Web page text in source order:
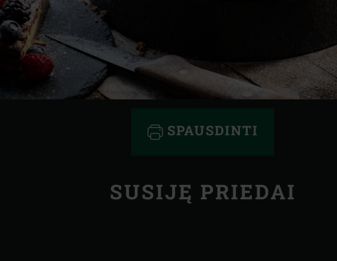
SPAUSDINTI
SUSIJĘ PRIEDAI